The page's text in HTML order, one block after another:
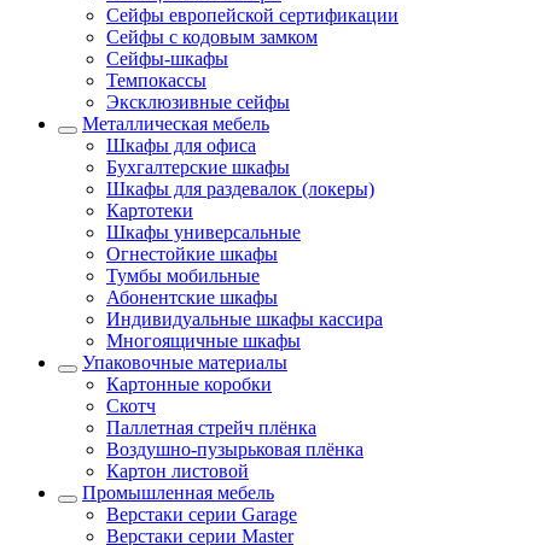
Сейфы европейской сертификации
Сейфы с кодовым замком
Сейфы-шкафы
Темпокассы
Эксклюзивные сейфы
Металлическая мебель
Шкафы для офиса
Бухгалтерские шкафы
Шкафы для раздевалок (локеры)
Картотеки
Шкафы универсальные
Огнестойкие шкафы
Тумбы мобильные
Абонентские шкафы
Индивидуальные шкафы кассира
Многоящичные шкафы
Упаковочные материалы
Картонные коробки
Скотч
Паллетная стрейч плёнка
Воздушно-пузырьковая плёнка
Картон листовой
Промышленная мебель
Верстаки серии Garage
Верстаки серии Master